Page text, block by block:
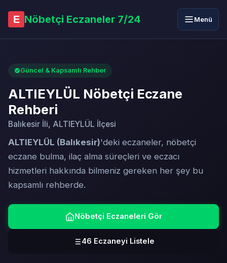
E Nöbetçi Eczaneler 7/24 Menü
Güncel & Kapsamlı Rehber
ALTIEYLÜL Nöbetçi Eczane
Rehberi
Balıkesir İli, ALTIEYLÜL İlçesi
ALTIEYLÜL (Balıkesir)'deki eczaneler, nöbetçi
eczane bulma, ilaç alma süreçleri ve eczacı
hizmetleri hakkında bilmeniz gereken her şey bu
kapsamlı rehberde.
Nöbetçi Eczaneleri Gör
46 Eczaneyi Listele